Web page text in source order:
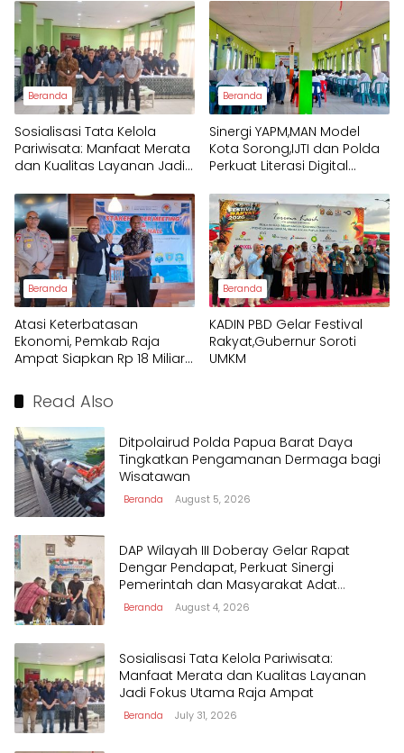
Masyarakat Adat
Mengawal Pembangunan
Papua Barat Daya
Beranda
Sosialisasi Tata Kelola
Pariwisata: Manfaat Merata
dan Kualitas Layanan Jadi
Beranda
Sinergi YAPM,MAN Model
Kota Sorong,IJTI dan Polda
Perkuat Literasi Digital
Beranda
Atasi Keterbatasan
Ekonomi, Pemkab Raja
Ampat Siapkan Rp 18 Miliar
2026
Beranda
KADIN PBD Gelar Festival
Rakyat,Gubernur Soroti
UMKM
Read Also
Ditpolairud Polda Papua Barat Daya
Tingkatkan Pengamanan Dermaga bagi
Wisatawan
Beranda August 5, 2026
DAP Wilayah III Doberay Gelar Rapat
Dengar Pendapat, Perkuat Sinergi
Pemerintah dan Masyarakat Adat
Mengawal Pembangunan Papua Barat
Beranda August 4, 2026
Sosialisasi Tata Kelola Pariwisata:
Manfaat Merata dan Kualitas Layanan
Jadi Fokus Utama Raja Ampat
Beranda July 31, 2026